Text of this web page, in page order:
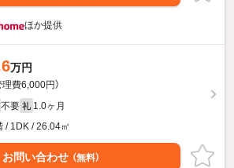
ほか提供
万円
理費6,000円）
不要 礼 1.0ヶ月
/ 1DK / 26.04㎡
お問い合わせ （無料）